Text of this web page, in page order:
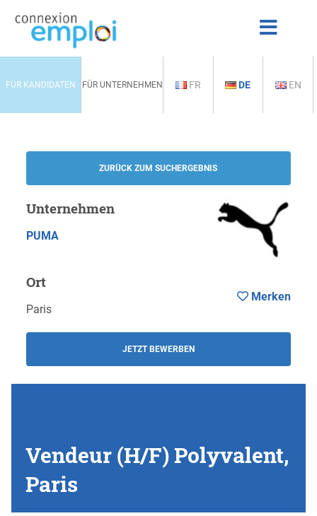
FÜR KANDIDATEN FÜR UNTERNEHMEN FR DE EN
ZURÜCK ZUM SUCHERGEBNIS
Unternehmen
PUMA
Ort
Paris
JETZT BEWERBEN
Merken
Vendeur (H/F) Polyvalent,
Paris